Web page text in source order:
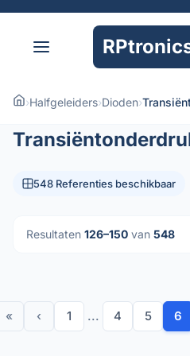
›Halfgeleiders›Dioden›
548 Referenties beschikbaar
Resultaten 126–150 van 548
« ‹ 1 ... 4 5 6